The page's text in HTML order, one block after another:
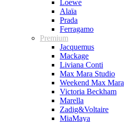
Loewe
Alaïa
Prada
Ferragamo
Premium
Jacquemus
Mackage
Liviana Conti
Max Mara Studio
Weekend Max Mara
Victoria Beckham
Marella
Zadig&Voltaire
MiaMaya